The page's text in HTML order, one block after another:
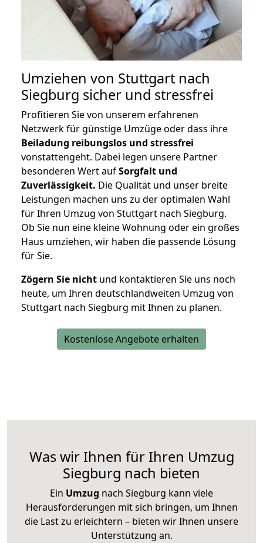
Umziehen von Stuttgart nach
Siegburg sicher und stressfrei
Profitieren Sie von unserem erfahrenen
Netzwerk für günstige Umzüge oder dass ihre
Beiladung reibungslos und stressfrei
vonstattengeht. Dabei legen unsere Partner
besonderen Wert aufSorgfalt und
Zuverlässigkeit. Die Qualität und unser breite
Leistungen machen uns zu der optimalen Wahl
für Ihren Umzug von Stuttgart nach Siegburg.
Ob Sie nun eine kleine Wohnung oder ein großes
Haus umziehen, wir haben die passende Lösung
für Sie.
Zögern Sie nicht und kontaktieren Sie uns noch
heute, um Ihren deutschlandweiten Umzug von
Stuttgart nach Siegburg mit Ihnen zu planen.
Kostenlose Angebote erhalten
Was wir Ihnen für Ihren Umzug
Siegburg nach bieten
Ein Umzug nach Siegburg kann viele
Herausforderungen mit sich bringen, um Ihnen
die Last zu erleichtern – bieten wir Ihnen unsere
Unterstützung an.